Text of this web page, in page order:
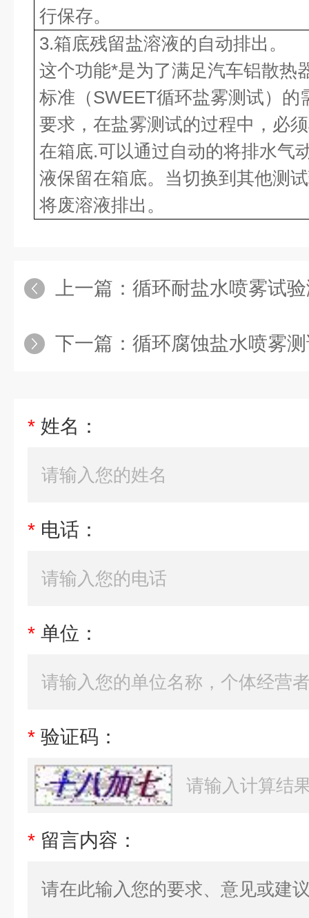
行保存。
3.箱底残留盐溶液的自动排出。
这个功能*是为了满足汽车铝散热
标准（SWEET循环盐雾测试）的
要求，在盐雾测试的过程中，必
在箱底.可以通过自动的将排水气
液保留在箱底。当切换到其他测
将废溶液排出。
上一篇： 循环耐盐水喷雾试
下一篇： 循环腐蚀盐水喷雾
* 姓名：
* 电话：
* 单位：
* 验证码：
* 留言内容：